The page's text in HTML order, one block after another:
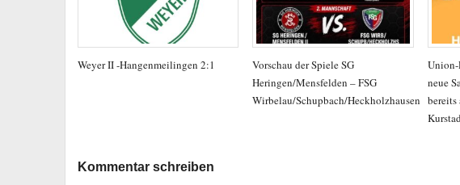
Weyer II -Hangenmeilingen 2:1
Vorschau der Spiele SG
Heringen/Mensfelden – FSG
Wirbelau/Schupbach/Heckholzhausen
Union-
neue
bereits
Kommentar schreiben